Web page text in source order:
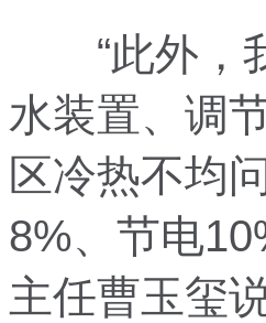
“此外，我
水装置、调
区冷热不均
8%、节电
主任曹玉玺说